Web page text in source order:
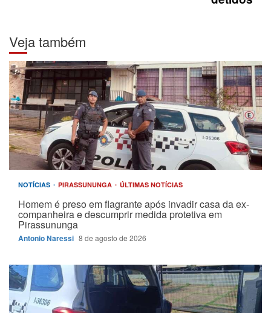
Veja também
NOTÍCIAS PIRASSUNUNGA ÚLTIMAS NOTÍCIAS
Homem é preso em flagrante após invadir casa da ex-
companheira e descumprir medida protetiva em
Pirassununga
Antonio Naressi 8 de agosto de 2026